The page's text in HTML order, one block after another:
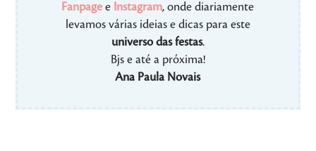
Fanpage e Instagram, onde diariamente
levamos várias ideias e dicas para este
universo das festas.
Bjs e até a próxima!
Ana Paula Novais